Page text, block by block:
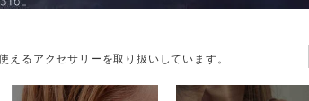
るアクセサリーを取り扱いしています。